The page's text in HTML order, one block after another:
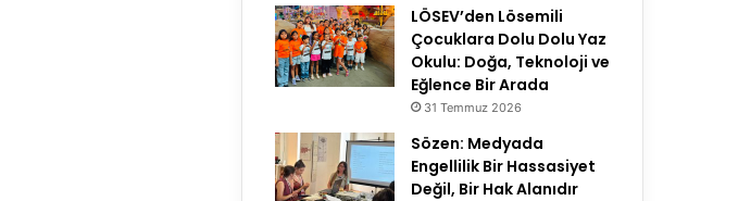
LÖSEV’den Lösemili
Çocuklara Dolu Dolu Yaz
Okulu: Doğa, Teknoloji ve
Eğlence Bir Arada
31 Temmuz 2026
Sözen: Medyada
Engellilik Bir Hassasiyet
Değil, Bir Hak Alanıdır